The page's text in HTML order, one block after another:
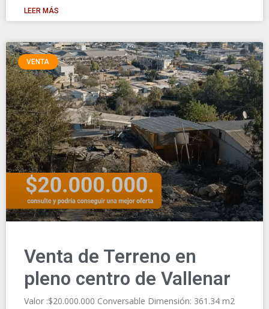
LEER MÁS
VENTA
Venta de Terreno en
pleno centro de Vallenar
Valor :$20.000.000 Conversable Dimensión: 361.34 m2